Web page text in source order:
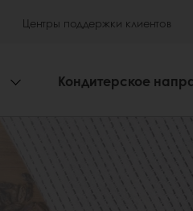
Центры поддержки клиентов
Кондитерское